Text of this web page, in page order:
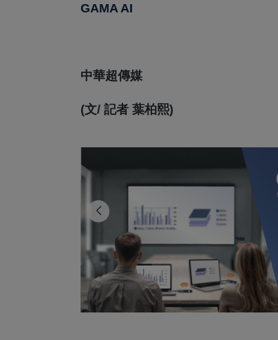
GAMA AI
中華超傳媒
(文/ 記者 葉柏熙)